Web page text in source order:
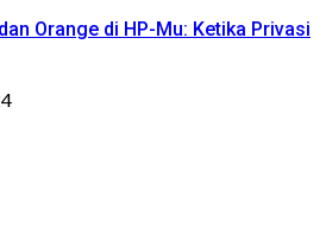
Orange di HP-Mu: Ketika Privasi